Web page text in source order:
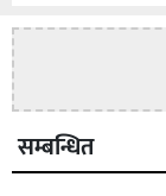
सम्बन्धित